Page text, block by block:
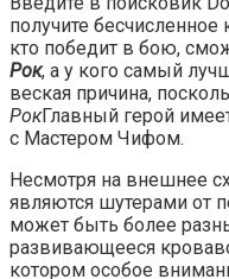
получите
кто победит в бою,
Рок, а у кого самый
веская причина,
РокГлавный герой
с Мастером Чифом.
Несмотря на внешнее
являются шутерами от
может быть более
развивающееся
котором особое